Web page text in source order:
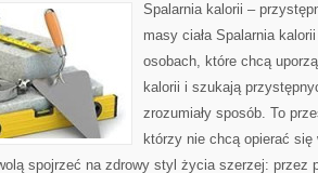
Spalarnia kalorii –
masy ciała Spalarnia
osobach, które chcą
kalorii i szukają
zrozumiały sposób. To
którzy nie chcą opierać się
spojrzeć na zdrowy styl życia szerzej: przez